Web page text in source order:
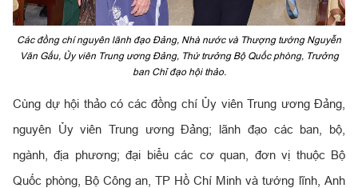
Các đồng chí nguyên lãnh đạo Đảng, Nhà nước và Thượng tướng Nguyễn
Văn Gấu, Ủy viên Trung ương Đảng, Thứ trưởng Bộ Quốc phòng, Trưởng
ban Chỉ đạo hội thảo.
Cùng dự hội thảo có các đồng chí Ủy viên Trung ương Đảng,
nguyên Ủy viên Trung ương Đảng; lãnh đạo các ban, bộ,
ngành, địa phương; đại biểu các cơ quan, đơn vị thuộc Bộ
Quốc phòng, Bộ Công an, TP Hồ Chí Minh và tướng lĩnh, Anh